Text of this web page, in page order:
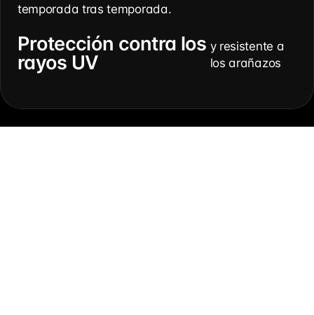
temporada tras temporada.
Protección contra los
rayos UV
y resistente a
los arañazos